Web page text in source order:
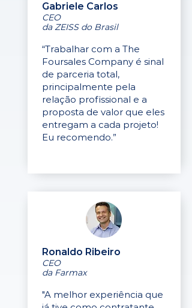
Gabriele Carlos
CEO
da ZEISS do Brasil
“Trabalhar com a The
Foursales Company é sinal
de parceria total,
principalmente pela
relação profissional e a
proposta de valor que eles
entregam a cada projeto!
Eu recomendo.”
Ronaldo Ribeiro
CEO
da Farmax
"A melhor experiência que